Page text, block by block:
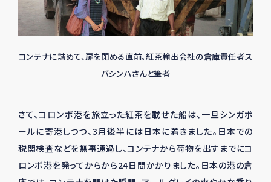
コンテナに詰めて、扉を閉める直前。紅茶輸出会社の倉庫責任者ス
バシンハさんと筆者
さて、コロンボ港を旅立った紅茶を載せた船は、一旦シンガポ
ールに寄港しつつ、3月後半には日本に着きました。日本での
税関検査などを無事通過し、コンテナから荷物を出すまでにコ
ロンボ港を発ってからから24日間かかりました。日本の港の倉